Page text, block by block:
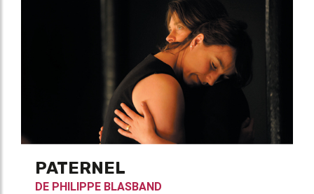
PATERNEL
DE PHILIPPE BLASBAND